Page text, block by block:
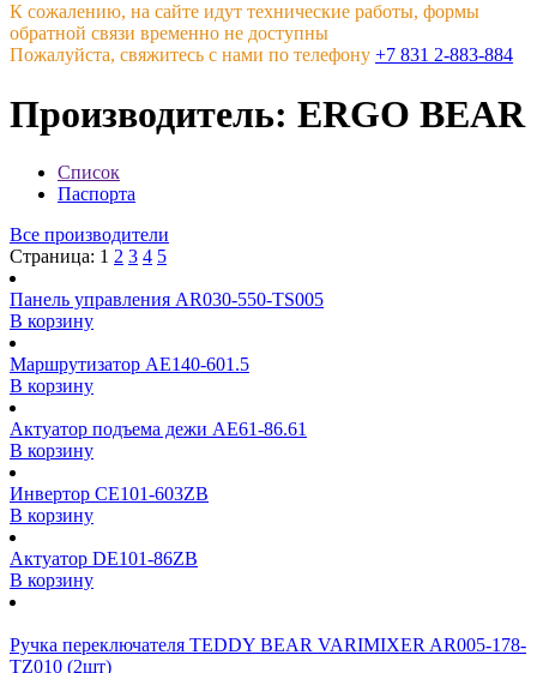
К сожалению, на сайте идут технические работы, формы
обратной связи временно не доступны
Пожалуйста, свяжитесь с нами по телефону +7 831 2-883-884
Производитель: ERGO BEAR
Список
Паспорта
Все производители
Страница: 1 2 3 4 5
Панель управления AR030-550-TS005
В корзину
Маршрутизатор AE140-601.5
В корзину
Актуатор подъема дежи AE61-86.61
В корзину
Инвертор CE101-603ZB
В корзину
Актуатор DE101-86ZB
В корзину
Ручка переключателя TEDDY BEAR VARIMIXER AR005-178-
TZ010 (2шт)